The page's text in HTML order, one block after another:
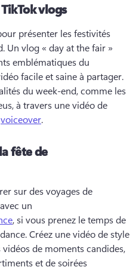
vlogs
présenter les festivités
Un vlog « day at the fair »
emblématiques du
du week-end, comme les
à travers une vidéo de
voiceover.
fête de
sur des voyages de
un
, si vous prenez le temps de
Créez une vidéo de style
de moments candides,
et de soirées